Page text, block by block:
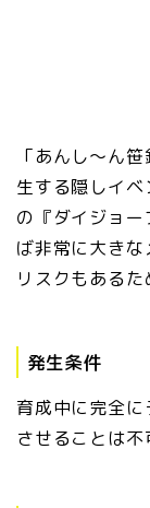
「あんし～ん
生する隠しイ
の『ダイジョ
ば非常に大き
リスクもあるた
発生条件
育成中に完全
させることは不